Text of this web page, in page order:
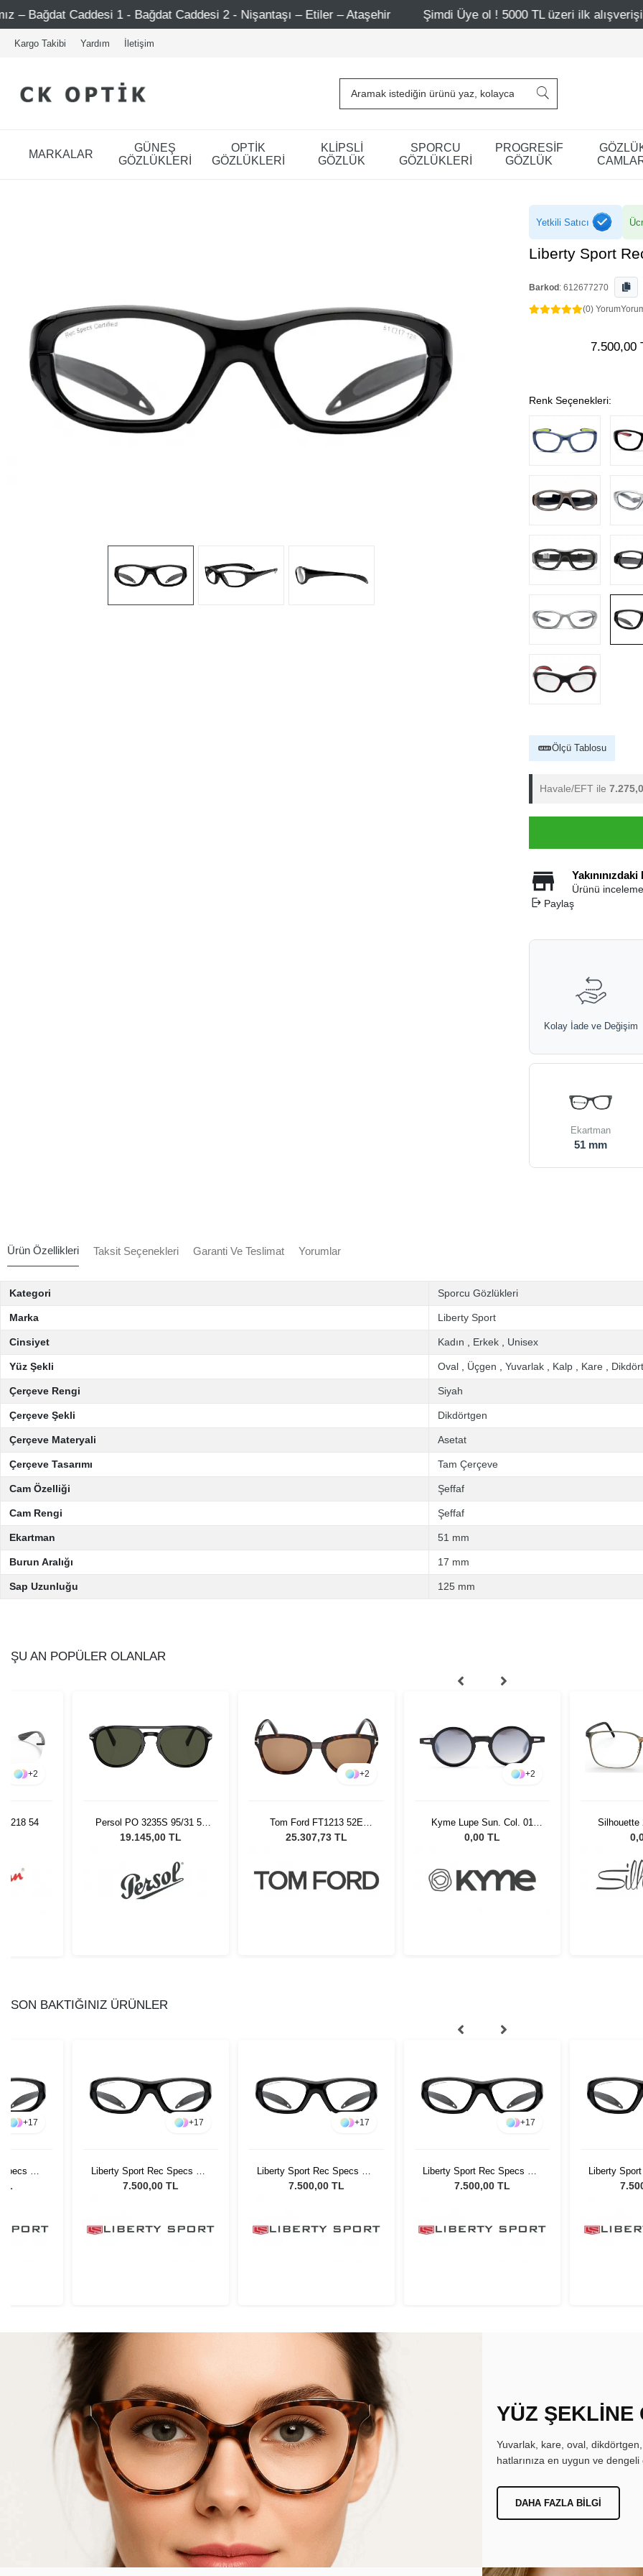
1 - Bağdat Caddesi 2 - Nişantaşı – Etiler – Ataşehir Şimdi Üye ol ! 5000 TL üzeri ilk alışverişinde 500 TL
Kargo Takibi Yardım İletişim
MARKALAR
GÜNEŞ
GÖZLÜKLERİ
OPTİK
GÖZLÜKLERİ
KLİPSLİ
GÖZLÜK
SPORCU
GÖZLÜKLERİ
PROGRESİF
GÖZLÜK
Yetkili Satıcı
Liberty Sport
Barkod : 612677270
(0) Yorum
7.500,00
Renk Seçenekleri:
Ölçü Tablosu
Havale/EFT ile
Ürünü
Paylaş
Kolay İade ve Değişim
Ekartman
51 mm
Ürün Özellikleri Taksit Seçenekleri Garanti Ve Teslimat Yorumlar
Kategori Sporcu Gözlükleri
Marka Liberty Sport
Cinsiyet Kadın Erkek Unisex
Yüz Şekli Oval Üçgen Yuvarlak Kalp Kare
Çerçeve Rengi Siyah
Çerçeve Şekli Dikdörtgen
Çerçeve Materyali Asetat
Çerçeve Tasarımı Tam Çerçeve
Cam Özelliği Şeffaf
Cam Rengi Şeffaf
Ekartman 51 mm
Burun Aralığı 17 mm
Sap Uzunluğu 125 mm
ŞU AN POPÜLER OLANLAR
+2
1218 54
Persol PO 3235S 95/31 55
Unisex Güneş Gözlüğü
19.145,00 TL
+2
Tom Ford FT1213 52E
Unisex Güneş Gözlüğü
25.307,73 TL
+2
Kyme Lupe Sun. Col. 01
Unisex Güneş Gözlüğü
0,00 TL
Silhouette
SON BAKTIĞINIZ ÜRÜNLER
+17
MX
+17
Liberty Sport Rec Specs MX
20 #5 51
7.500,00 TL
+17
Liberty Sport Rec Specs MX
20 #5 51
7.500,00 TL
+17
Liberty Sport Rec Specs MX
20 #5 51
7.500,00 TL
Liberty
20
YÜZ ŞEKLİNE
Yuvarlak, kare, oval,
hatlarınıza en uygun ve
DAHA FAZLA BILGI